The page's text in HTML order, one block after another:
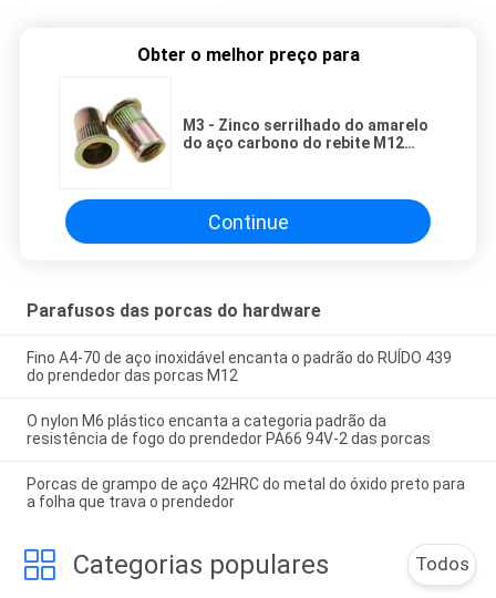
Obter o melhor preço para
M3 - Zinco serrilhado do amarelo
do aço carbono do rebite M12
Continue
Parafusos das porcas do hardware
Fino A4-70 de aço inoxidável encanta o padrão do RUÍDO 439
do prendedor das porcas M12
O nylon M6 plástico encanta a categoria padrão da
resistência de fogo do prendedor PA66 94V-2 das porcas
Porcas de grampo de aço 42HRC do metal do óxido preto para
a folha que trava o prendedor
Categorias populares Todos